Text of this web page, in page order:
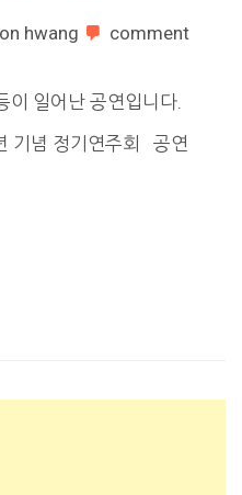
hwang comment
이 일어난 공연입니다.
기념 정기연주회 공연